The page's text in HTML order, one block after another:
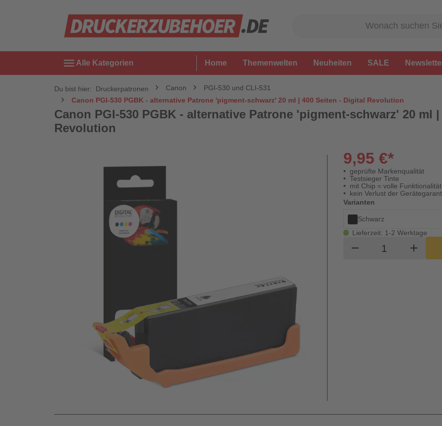
menu Alle Kategorien Home Themenwelten Neuheiten SALE
Du bist hier: Druckerpatronen Canon
PGI-530 und CLI-531
Canon PGI-530 PGBK - alternative Patrone 'pigment-schwarz' 20 ml | 400 Seiten - Digital Revolution
Canon PGI-530 PGBK - alternative Patrone 'pigment-schwarz' 20 ml
Revolution
9,95 €*
geprüfte Markenqualität
Testsieger Tinte
mit Chip = volle Funktionalität
kein Verlust der
Varianten
Schwarz
Lieferzeit: 1-2 Werktage
remove Produktadd